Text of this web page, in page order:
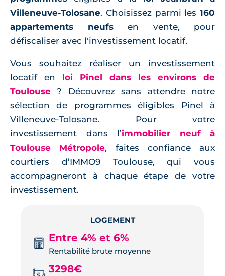
Villeneuve-Tolosane. Choisissez parmi les 160
appartements neufsen vente, pour
défiscaliser avec l'investissement locatif.
Vous souhaitez réaliser un investissement
locatif en loi Pinel dans les environs de
Toulouse ? Découvrez sans attendre notre
sélection de programmes éligibles Pinel à
Villeneuve-Tolosane. Pour votre
investissement dans l’immobilier neuf à
Toulouse Métropole, faites confiance aux
courtiers d’IMMO9 Toulouse, qui vous
accompagneront à chaque étape de votre
investissement.
LOGEMENT
Entre 4% et 6%
Rentabilité brute moyenne
3298€